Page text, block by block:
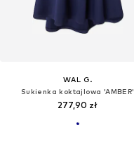
WAL G.
Sukienka koktajlowa 'AMBER'
277,90 zł